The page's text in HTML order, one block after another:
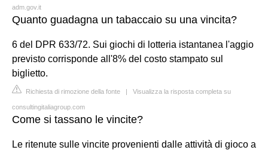
adm.gov.it
Quanto guadagna un tabaccaio su una vincita?
6 del DPR 633/72. Sui giochi di lotteria istantanea l'aggio
previsto corrisponde all'8% del costo stampato sul
biglietto.
Richiesta di rimozione della fonte | Visualizza la risposta completa su
consultingitaliagroup.com
Come si tassano le vincite?
Le ritenute sulle vincite provenienti dalle attività di gioco a